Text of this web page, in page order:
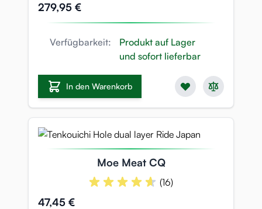
279,95 €
Verfügbarkeit:
Produkt auf Lager
und sofort lieferbar
In den Warenkorb
Moe Meat CQ
(16)
47,45 €